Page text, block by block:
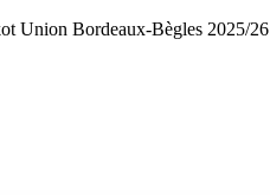
Union Bordeaux-Bègles 2025/